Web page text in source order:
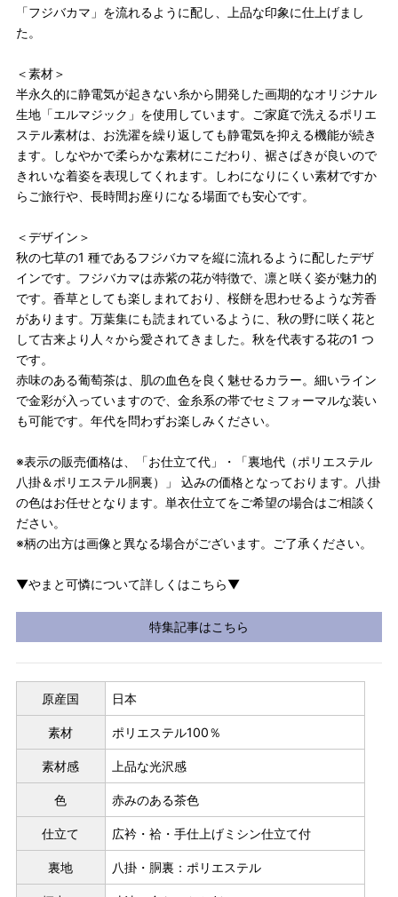
「フジバカマ」を流れるように配し、上品な印象に仕上げまし
た。
＜素材＞
半永久的に静電気が起きない糸から開発した画期的なオリジナル
生地「エルマジック」を使用しています。ご家庭で洗えるポリエ
ステル素材は、お洗濯を繰り返しても静電気を抑える機能が続き
ます。しなやかで柔らかな素材にこだわり、裾さばきが良いので
きれいな着姿を表現してくれます。しわになりにくい素材ですか
らご旅行や、長時間お座りになる場面でも安心です。
＜デザイン＞
秋の七草の1 種であるフジバカマを縦に流れるように配したデザ
インです。フジバカマは赤紫の花が特徴で、凛と咲く姿が魅力的
です。香草としても楽しまれており、桜餅を思わせるような芳香
があります。万葉集にも読まれているように、秋の野に咲く花と
して古来より人々から愛されてきました。秋を代表する花の1 つ
です。
赤味のある葡萄茶は、肌の血色を良く魅せるカラー。細いライン
で金彩が入っていますので、金糸系の帯でセミフォーマルな装い
も可能です。年代を問わずお楽しみください。
※表示の販売価格は、「お仕立て代」・「裏地代（ポリエステル
八掛＆ポリエステル胴裏）」 込みの価格となっております。八掛
の色はお任せとなります。単衣仕立てをご希望の場合はご相談く
ださい。
※柄の出方は画像と異なる場合がございます。ご了承ください。
▼やまと可憐について詳しくはこちら▼
特集記事はこちら
原産国 日本
素材 ポリエステル100％
素材感 上品な光沢感
色 赤みのある茶色
仕立て 広衿・袷・手仕上げミシン仕立て付
裏地 八掛・胴裏：ポリエステル